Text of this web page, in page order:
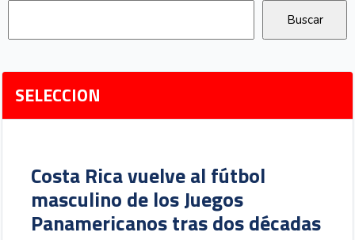
SELECCION
Costa Rica vuelve al fútbol
masculino de los Juegos
Panamericanos tras dos décadas